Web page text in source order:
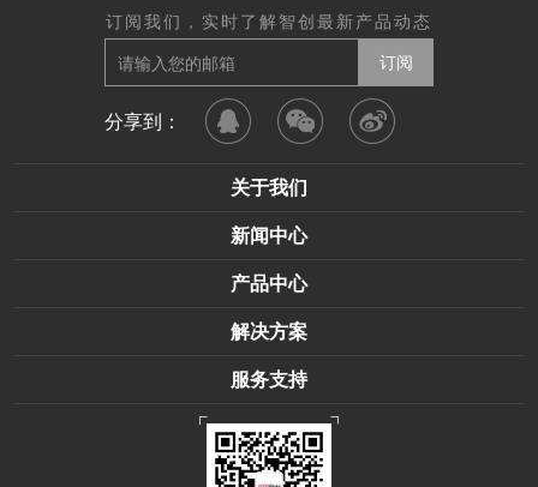
订阅我们，实时了解智创最新产品动态
分享到：
关于我们
新闻中心
产品中心
解决方案
服务支持